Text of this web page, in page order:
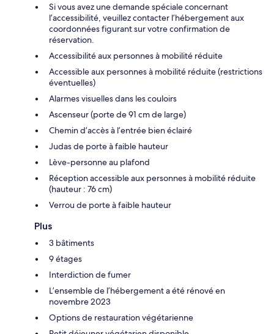
Si vous avez une demande spéciale concernant
l’accessibilité, veuillez contacter l’hébergement aux
coordonnées figurant sur votre confirmation de
réservation.
Accessibilité aux personnes à mobilité réduite
Accessible aux personnes à mobilité réduite (restrictions
éventuelles)
Alarmes visuelles dans les couloirs
Ascenseur (porte de 91 cm de large)
Chemin d’accès à l’entrée bien éclairé
Judas de porte à faible hauteur
Lève-personne au plafond
Réception accessible aux personnes à mobilité réduite
(hauteur : 76 cm)
Verrou de porte à faible hauteur
Plus
3 bâtiments
9 étages
Interdiction de fumer
L’ensemble de l’hébergement a été rénové en
novembre 2023
Options de restauration végétarienne